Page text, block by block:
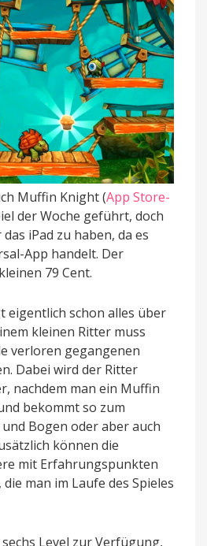
Muffin Knight (App Store-
der Woche geführt, doch
iPad zu haben, da es
App handelt. Der
79 Cent.
eigentlich schon alles über
kleinen Ritter muss
verloren gegangenen
Dabei wird der Ritter
nachdem man ein Muffin
bekommt so zum
Bogen oder aber auch
können die
mit Erfahrungspunkten
man im Laufe des Spieles
Level zur Verfügung,